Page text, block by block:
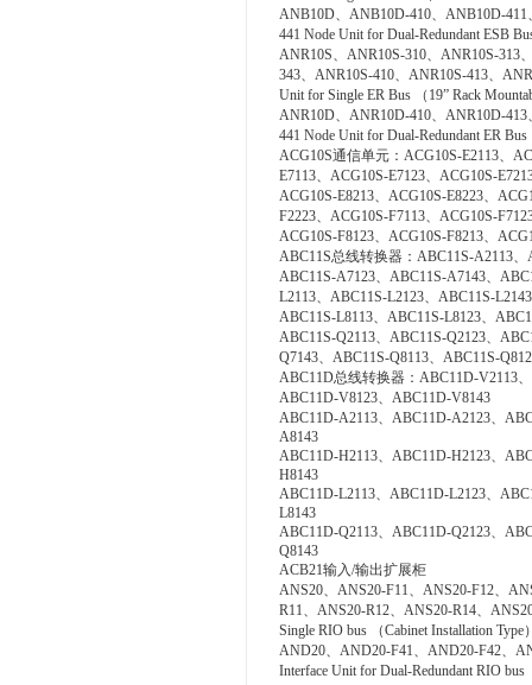
ANB10D、ANB10D-410、ANB10D-
441 Node Unit for Dual-Redundant ESB
ANR10S、ANR10S-310、ANR10S-313
343、ANR10S-410、ANR10S-413、
Unit for Single ER Bus （19” Rack
ANR10D、ANR10D-410、ANR10D-
441 Node Unit for Dual-Redundant ER
ACG10S通信单元：ACG10S-E2113、
E7113、ACG10S-E7123、ACG10S-
ACG10S-E8213、ACG10S-E8223、
F2223、ACG10S-F7113、ACG10S-
ACG10S-F8123、ACG10S-F8213、
ABC11S总线转换器：ABC11S-A2113
ABC11S-A7123、ABC11S-A7143、
L2113、ABC11S-L2123、ABC11S-
ABC11S-L8113、ABC11S-L8123、
ABC11S-Q2113、ABC11S-Q2123、
Q7143、ABC11S-Q8113、ABC11S-
ABC11D总线转换器：ABC11D-V2113
ABC11D-V8123、ABC11D-V8143
ABC11D-A2113、ABC11D-A2123、
A8143
ABC11D-H2113、ABC11D-H2123、
H8143
ABC11D-L2113、ABC11D-L2123、
L8143
ABC11D-Q2113、ABC11D-Q2123、
Q8143
ACB21输入/输出扩展柜
ANS20、ANS20-F11、ANS20-F12、
R11、ANS20-R12、ANS20-R14、
Single RIO bus （Cabinet Installation Type
AND20、AND20-F41、AND20-F42、
Interface Unit for Dual-Redundant RIO bus